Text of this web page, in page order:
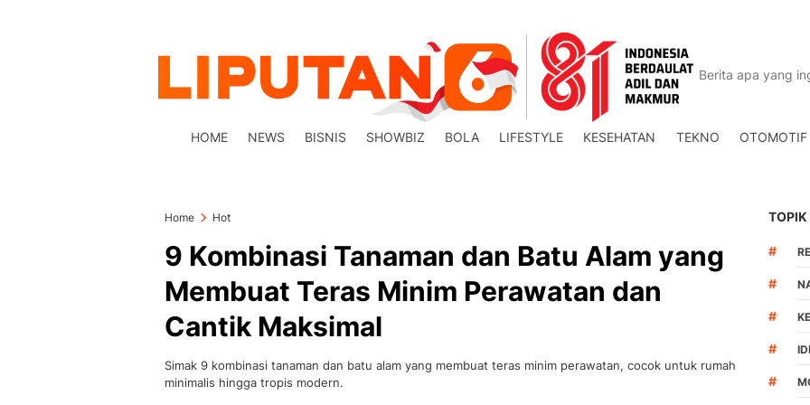
HOME NEWS BISNIS SHOWBIZ BOLA LIFESTYLE KESEHATAN TEKNO OTOMOTIF
Home Hot
9 Kombinasi Tanaman dan Batu Alam yang
Membuat Teras Minim Perawatan dan
Cantik Maksimal
Simak 9 kombinasi tanaman dan batu alam yang membuat teras minim perawatan, cocok untuk rumah
minimalis hingga tropis modern.
TOPIK
#
#
#
#
#